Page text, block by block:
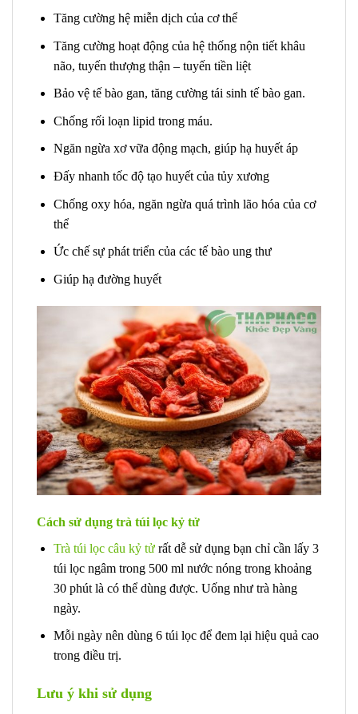
Tăng cường hệ miễn dịch của cơ thể
Tăng cường hoạt động của hệ thống nộn tiết khâu
não, tuyến thượng thận – tuyến tiền liệt
Bảo vệ tế bào gan, tăng cường tái sinh tế bào gan.
Chống rối loạn lipid trong máu.
Ngăn ngừa xơ vữa động mạch, giúp hạ huyết áp
Đấy nhanh tốc độ tạo huyết của tủy xương
Chống oxy hóa, ngăn ngừa quá trình lão hóa của cơ
thể
Ức chế sự phát triển của các tế bào ung thư
Giúp hạ đường huyết
Cách sử dụng trà túi lọc kỷ tử
Trà túi lọc câu kỷ tửrất dễ sử dụng bạn chỉ cần lấy 3
túi lọc ngâm trong 500 ml nước nóng trong khoảng
30 phút là có thể dùng được. Uống như trà hàng
ngày.
Mỗi ngày nên dùng 6 túi lọc để đem lại hiệu quả cao
trong điều trị.
Lưu ý khi sử dụng